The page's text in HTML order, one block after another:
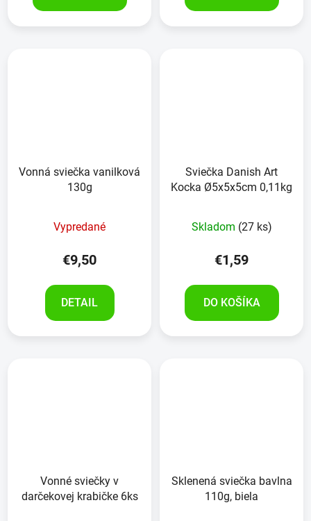
Vonná sviečka vanilková
130g
Vypredané
€9,50
DETAIL
Sviečka Danish Art
Kocka Ø5x5x5cm 0,11kg
Skladom (27 ks)
€1,59
DO KOŠÍKA
Vonné sviečky v
darčekovej krabičke 6ks
Sklenená sviečka bavlna
110g, biela